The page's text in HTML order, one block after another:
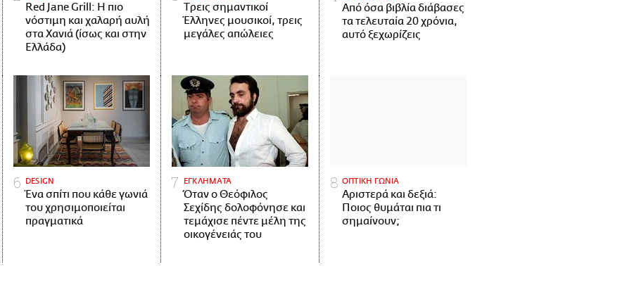
Red Jane Grill: Η πιο
νόστιμη και χαλαρή αυλή
στα Χανιά (ίσως και στην
Ελλάδα)
Tρεις σημαντικοί
Έλληνες μουσικοί, τρεις
μεγάλες απώλειες
Από όσα βιβλία διάβασες
τα τελευταία 20 χρόνια,
αυτό ξεχωρίζεις
DESIGN
Ένα σπίτι που κάθε γωνιά
του χρησιμοποιείται
πραγματικά
ΕΓΚΛΗΜΑΤΑ
Όταν ο Θεόφιλος
Σεχίδης δολοφόνησε και
τεμάχισε πέντε μέλη της
οικογένειάς του
ΟΠΤΙΚΗ ΓΩΝΙΑ
Αριστερά και δεξιά:
Ποιος θυμάται πια τι
σημαίνουν;